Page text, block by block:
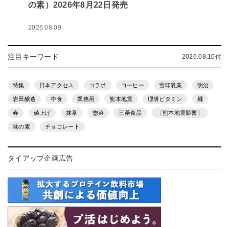
の素）2026年8月22日発売
2026.08.09
注目キーワード 2026.08.10付
特集 日本アクセス コラボ コーヒー 雪印乳業 明治
岩田醸造 中食 業務用 熊本地震 理研ビタミン 麺
春 値上げ 抹茶 惣菜 三菱食品 〔熊本地震影響〕
味の素 チョコレート
タイアップ企画広告